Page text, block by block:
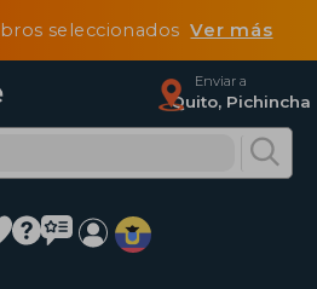
seleccionadosVer más
Enviar a
Quito, Pichincha